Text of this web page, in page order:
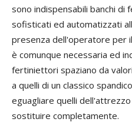
sono indispensabili banchi
sofisticati ed automatizzati
presenza dell'operatore per
è comunque necessaria ed
fertiniettori spaziano da
a quelli di un classico
eguagliare quelli
sostituire completamente.